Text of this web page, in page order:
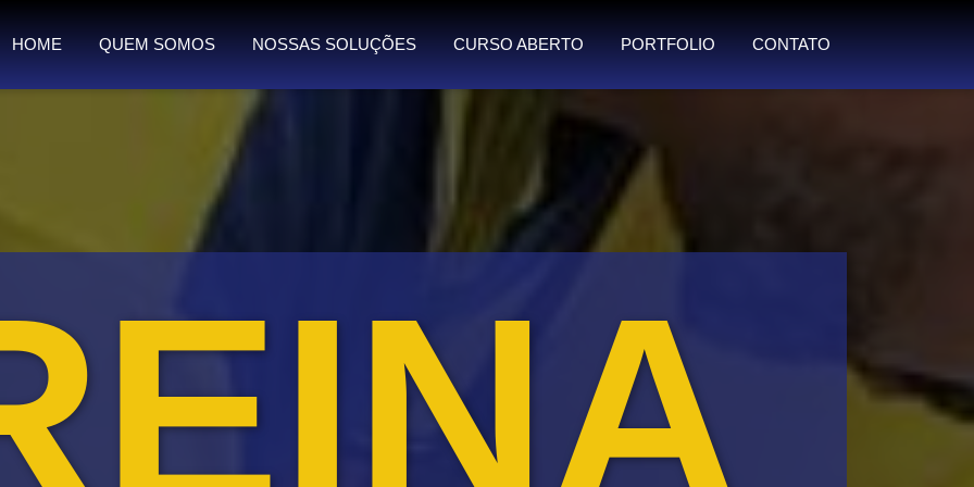
HOME QUEM SOMOS NOSSAS SOLUÇÕES CURSO ABERTO PORTFOLIO CONTATO